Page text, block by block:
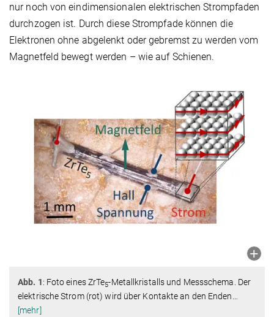
nur noch von eindimensionalen elektrischen Strompfaden
durchzogen ist. Durch diese Strompfade können die
Elektronen ohne abgelenkt oder gebremst zu werden vom
Magnetfeld bewegt werden – wie auf Schienen.
Abb. 1: Foto eines ZrTe5-Metallkristalls und Messschema. Der
elektrische Strom (rot) wird über Kontakte an den Enden…
[mehr]